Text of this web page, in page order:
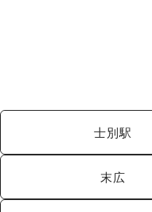
士別駅
末広